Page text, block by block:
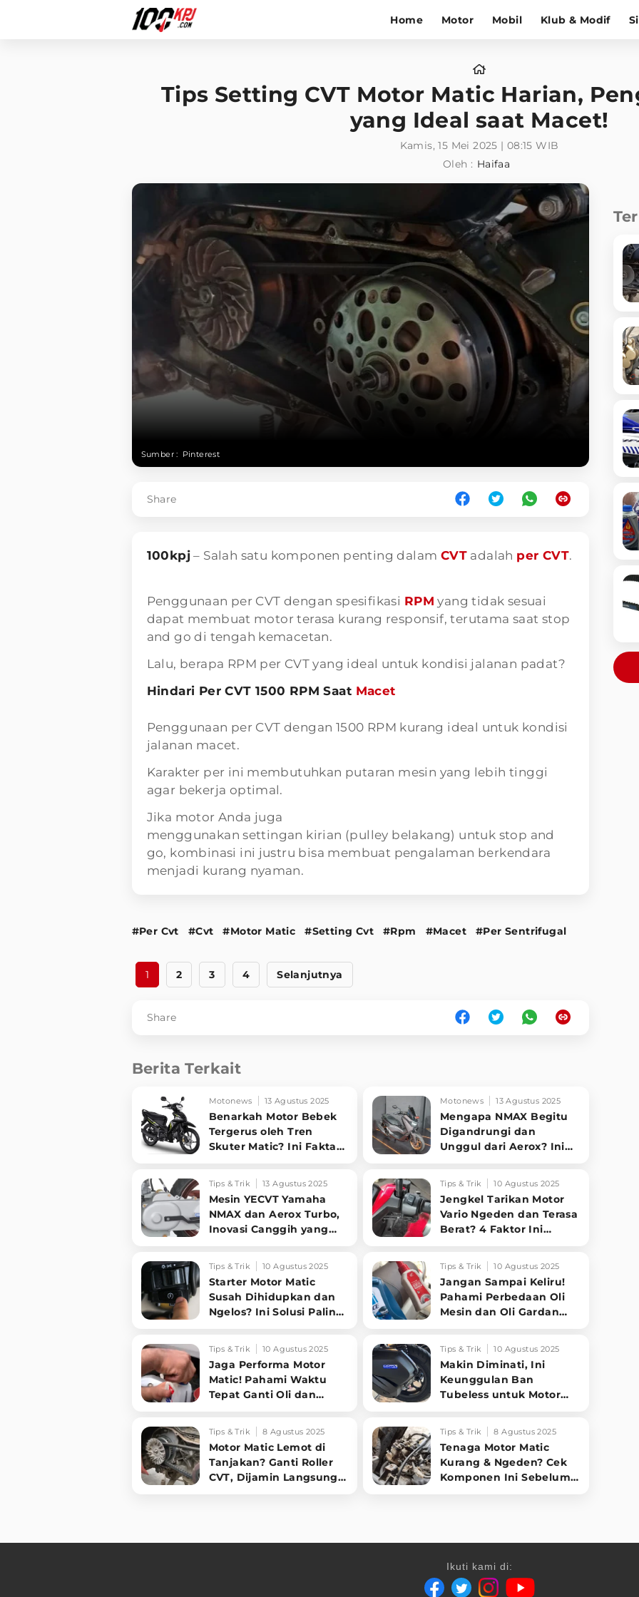
Home Motor Mobil Klub & Modif
Tips Setting CVT Motor Matic Harian,
yang Ideal saat Macet!
Kamis, 15 Mei 2025 | 08:15 WIB
Oleh : Haifaa
Sumber : Pinterest
Share
100kpj– Salah satu komponen penting dalam CVTadalah per CVT.
Penggunaan per CVT dengan spesifikasi RPM yang tidak sesuai
dapat membuat motor terasa kurang responsif, terutama saat stop
and go di tengah kemacetan.
Lalu, berapa RPM per CVT yang ideal untuk kondisi jalanan padat?
Hindari Per CVT 1500 RPM Saat Macet
Penggunaan per CVT dengan 1500 RPM kurang ideal untuk kondisi
jalanan macet.
Karakter per ini membutuhkan putaran mesin yang lebih tinggi
agar bekerja optimal.
Jika motor Anda juga
menggunakan settingan kirian (pulley belakang) untuk stop and
go, kombinasi ini justru bisa membuat pengalaman berkendara
menjadi kurang nyaman.
#Per Cvt #Cvt #Motor Matic #Setting Cvt #Rpm #Macet #Per Sentrifugal
1 2 3 4 Selanjutnya
Share
Berita Terkait
Motonews 13 Agustus 2025
Benarkah Motor Bebek
Tergerus oleh Tren
Skuter Matic? Ini Fakta
Motonews 13 Agustus 2025
Mengapa NMAX Begitu
Digandrungi dan
Unggul dari Aerox? Ini
Tips & Trik 13 Agustus 2025
Mesin YECVT Yamaha
NMAX dan Aerox Turbo,
Inovasi Canggih yang
Tips & Trik 10 Agustus 2025
Jengkel Tarikan Motor
Vario Ngeden dan Terasa
Berat? 4 Faktor Ini
Keroknya!
Tips & Trik 10 Agustus 2025
Starter Motor Matic
Susah Dihidupkan dan
Ngelos? Ini Solusi Paling
Tips & Trik 10 Agustus 2025
Jangan Sampai Keliru!
Pahami Perbedaan Oli
Mesin dan Oli Gardan
Tips & Trik 10 Agustus 2025
Jaga Performa Motor
Matic! Pahami Waktu
Tepat Ganti Oli dan
Tips & Trik 10 Agustus 2025
Makin Diminati, Ini
Keunggulan Ban
Tubeless untuk Motor
Memilihnya
Tips & Trik 8 Agustus 2025
Motor Matic Lemot di
Tanjakan? Ganti Roller
CVT, Dijamin Langsung
Tips & Trik 8 Agustus 2025
Tenaga Motor Matic
Kurang & Ngeden? Cek
Komponen Ini Sebelum
Ikuti kami di: